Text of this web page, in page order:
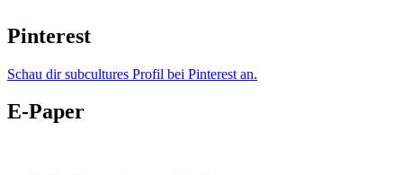
Pinterest
Schau dir subcultures Profil bei Pinterest an.
E-Paper